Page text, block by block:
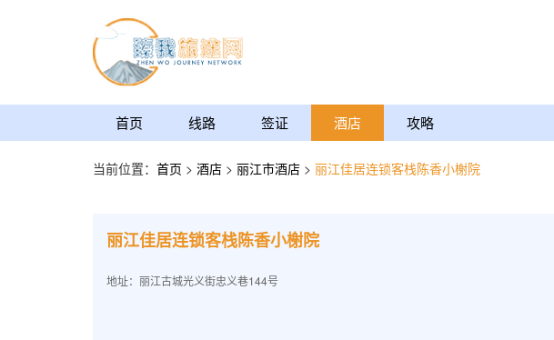
首页 线路 签证 酒店 攻略
当前位置： 首页 > 酒店 > 丽江市酒店 > 丽江佳居连锁客栈陈香小榭院
丽江佳居连锁客栈陈香小榭院
地址：丽江古城光义街忠义巷144号